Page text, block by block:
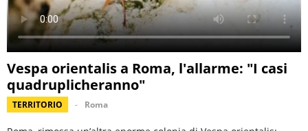
Vespa orientalis a Roma, l'allarme: "I casi
quadruplicheranno"
TERRITORIO Roma